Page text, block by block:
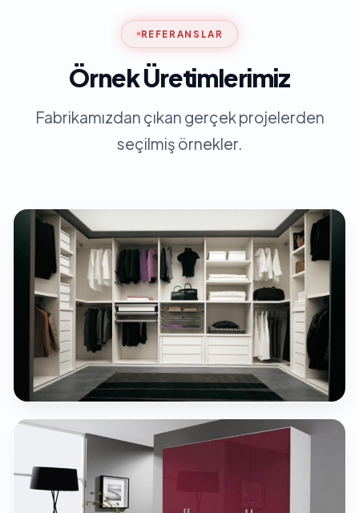
REFERANSLAR
Örnek Üretimlerimiz
Fabrikamızdan çıkan gerçek projelerden
seçilmiş örnekler.